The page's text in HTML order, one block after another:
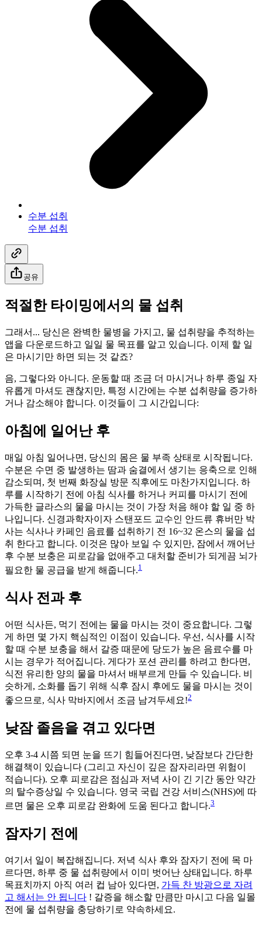
수분 섭취
수분 섭취
공유
적절한 타이밍에서의 물 섭취
그래서... 당신은 완벽한 물병을 가지고, 물 섭취량을 추적하는
앱을 다운로드하고 일일 물 목표를 알고 있습니다. 이제 할 일
은 마시기만 하면 되는 것 같죠?
음, 그렇다와 아니다. 운동할 때 조금 더 마시거나 하루 종일 자
유롭게 마셔도 괜찮지만, 특정 시간에는 수분 섭취량을 증가하
거나 감소해야 합니다. 이것들이 그 시간입니다:
아침에 일어난 후
매일 아침 일어나면, 당신의 몸은 물 부족 상태로 시작됩니다.
수분은 수면 중 발생하는 땀과 숨결에서 생기는 응축으로 인해
감소되며, 첫 번째 화장실 방문 직후에도 마찬가지입니다. 하
루를 시작하기 전에 아침 식사를 하거나 커피를 마시기 전에
가득한 글라스의 물을 마시는 것이 가장 처음 해야 할 일 중 하
나입니다. 신경과학자이자 스탠포드 교수인 안드류 휴버만 박
사는 식사나 카페인 음료를 섭취하기 전 16~32 온스의 물을 섭
취 한다고 합니다. 이것은 많아 보일 수 있지만, 잠에서 깨어난
후 수분 보충은 피로감을 없애주고 대처할 준비가 되게끔 뇌가
필요한 물 공급을 받게 해줍니다.1
식사 전과 후
어떤 식사든, 먹기 전에는 물을 마시는 것이 중요합니다. 그렇
게 하면 몇 가지 핵심적인 이점이 있습니다. 우선, 식사를 시작
할 때 수분 보충을 해서 갈증 때문에 당도가 높은 음료수를 마
시는 경우가 적어집니다. 게다가 포션 관리를 하려고 한다면,
식전 유리한 양의 물을 마셔서 배부르게 만들 수 있습니다. 비
슷하게, 소화를 돕기 위해 식후 잠시 후에도 물을 마시는 것이
좋으므로, 식사 막바지에서 조금 남겨두세요!2
낮잠 졸음을 겪고 있다면
오후 3-4 시쯤 되면 눈을 뜨기 힘들어진다면, 낮잠보다 간단한
해결책이 있습니다 (그리고 자신이 깊은 잠자리라면 위험이
적습니다). 오후 피로감은 점심과 저녁 사이 긴 기간 동안 약간
의 탈수증상일 수 있습니다. 영국 국립 건강 서비스(NHS)에 따
르면 물은 오후 피로감 완화에 도움 된다고 합니다.3
잠자기 전에
여기서 일이 복잡해집니다. 저녁 식사 후와 잠자기 전에 목 마
르다면, 하루 중 물 섭취량에서 이미 벗어난 상태입니다. 하루
목표치까지 아직 여러 컵 남아 있다면, 가득 찬 방광으로 자려
고 해서는 안 됩니다 ! 갈증을 해소할 만큼만 마시고 다음 일몰
전에 물 섭취량을 충당하기로 약속하세요.